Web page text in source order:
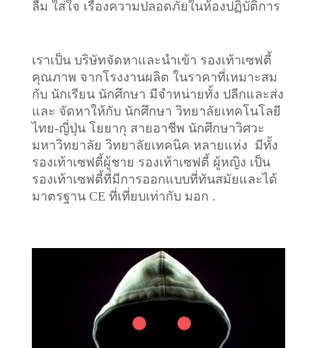
ลืม ใส่ใจ เรื่องความปลอดภัยในห้องปฏิบัติการ
เราเป็น บริษัทจัดหาและนำเข้า รองเท้าเซฟตี้
คุณภาพ จากโรงงานผลิต ในราคาที่เหมาะสม
กับ นักเรียน นักศึกษา มีจำหน่ายทั้ง ปลีกและส่ง
และ จัดหาให้กับ นักศึกษา วิทยาลัยเทคโนโลยี
ไทย-ญี่ปุ่น โยยากุ สายอาชีพ นักศึกษาวิศวะ
มหาวิทยาลัย วิทยาลัยเทคนิค หลายแห่ง มีทั้ง
รองเท้าเซฟตี้ผู้ชาย รองเท้าเซฟตี้ ผู้หญิง เป็น
รองเท้าเซฟตี้ที่มีการออกแบบที่ทันสมัยและได้
มาตรฐาน CE ที่เที่ยบเท่ากับ มอก .